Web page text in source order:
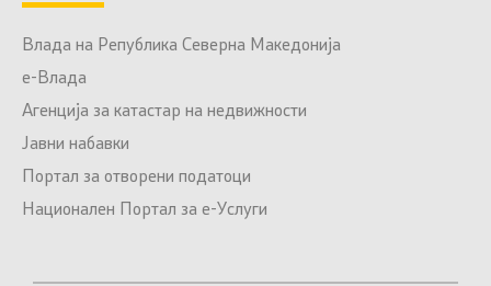
Влада на Република Северна Македонија
е-Влада
Агенција за катастар на недвижности
Јавни набавки
Портал за отворени податоци
Национален Портал за е-Услуги